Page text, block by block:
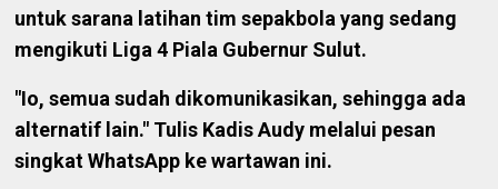
untuk sarana latihan tim sepakbola yang sedang
mengikuti Liga 4 Piala Gubernur Sulut.
"Io, semua sudah dikomunikasikan, sehingga ada
alternatif lain." Tulis Kadis Audy melalui pesan
singkat WhatsApp ke wartawan ini.